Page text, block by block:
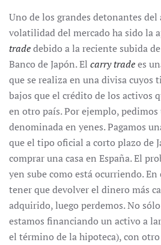
Uno de los grandes detonantes del
volatilidad del mercado ha sido la
tradedebido a la reciente subida
Banco de Japón. El carry tradees
que se realiza en una divisa cuyos
bajos que el crédito de los activos
en otro país. Por ejemplo,
denominada en yenes. Pagamos
que el tipo oficial a corto plazo de
comprar una casa en España. El
yen sube como está ocurriendo.
tener que devolver el dinero más
adquirido, luego perdemos. No
estamos financiando un activo a
el término de la hipoteca), con